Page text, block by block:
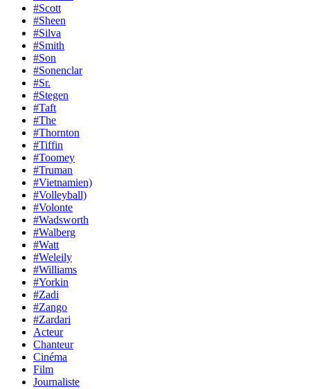
#Scott
#Sheen
#Silva
#Smith
#Son
#Sonenclar
#Sr.
#Stegen
#Taft
#The
#Thornton
#Tiffin
#Toomey
#Truman
#Vietnamien)
#Volleyball)
#Volonte
#Wadsworth
#Walberg
#Watt
#Weleily
#Williams
#Yorkin
#Zadi
#Zango
#Zardari
Acteur
Chanteur
Cinéma
Film
Journaliste